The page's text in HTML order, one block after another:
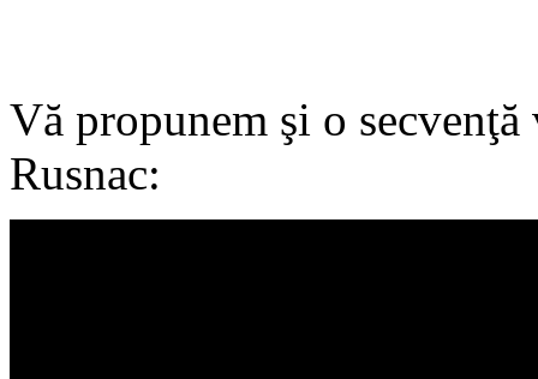
Vă propunem şi o
Rusnac: